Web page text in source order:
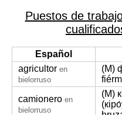
Puestos de
Español
agricultor en
bielorruso
(M)
camionero en
bielorruso
(M)